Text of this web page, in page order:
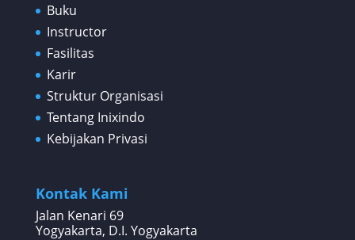
Buku
Instructor
Fasilitas
Karir
Struktur Organisasi
Tentang Inixindo
Kebijakan Privasi
Kontak Kami
Jalan Kenari 69
Yogyakarta, D.I. Yogyakarta